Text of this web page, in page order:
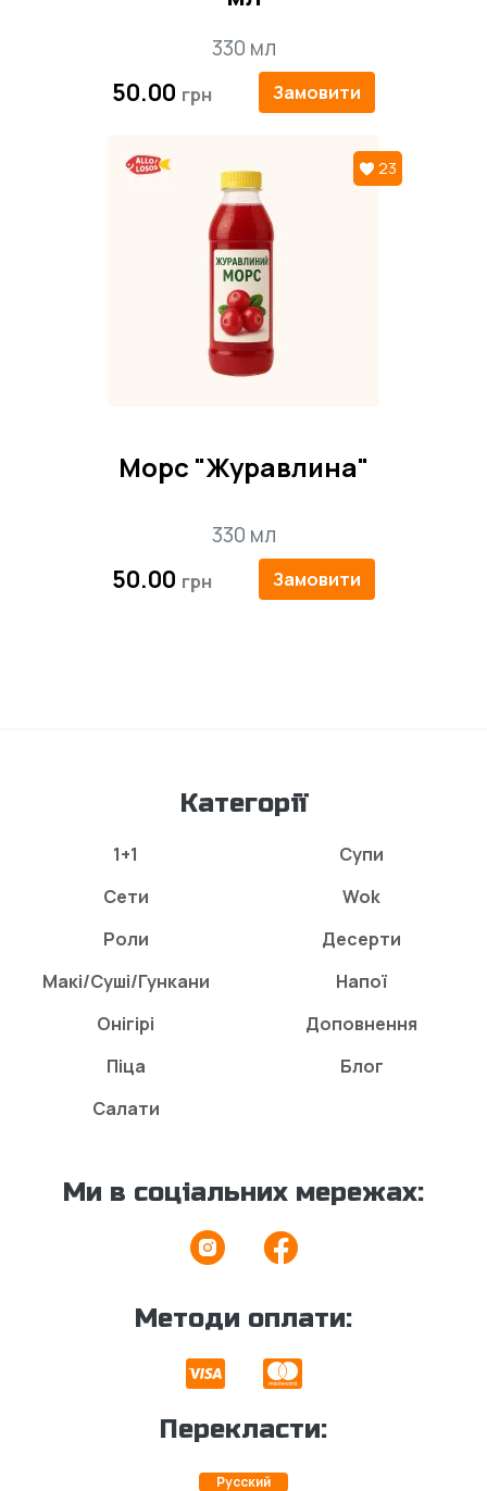
330 мл
50.00 Замовити
23
Морс "Журавлина"
330 мл
50.00 Замовити
Категорії
1+1
Сети
Роли
Макі/Суші/Гункани
Онігірі
Піца
Салати
Супи
Wok
Десерти
Напої
Доповнення
Блог
Ми в соціальних мережах:
Методи оплати:
Перекласти:
Русский